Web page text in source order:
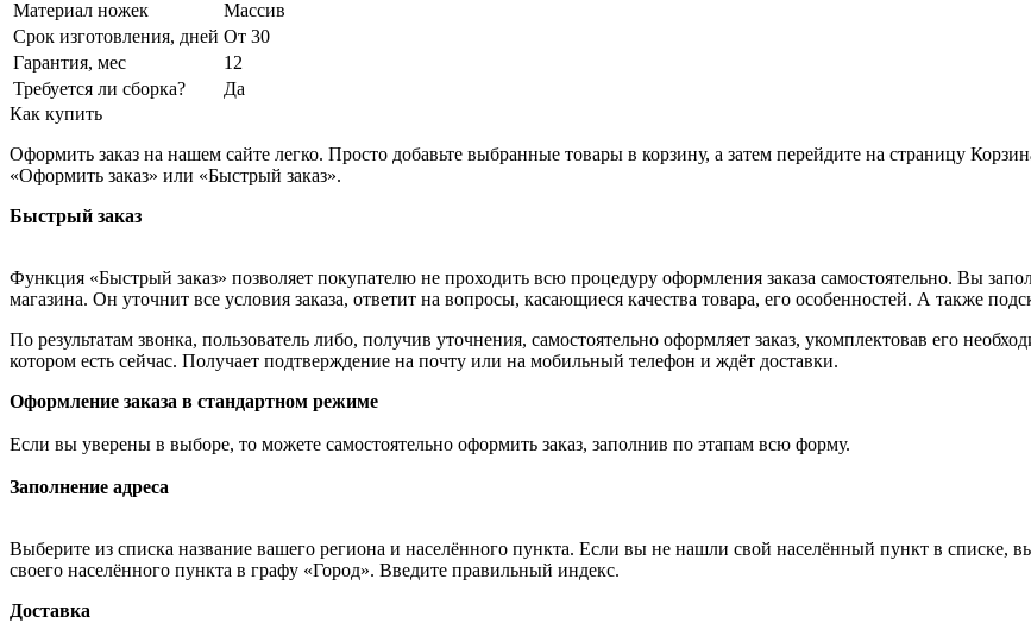
Материал ножек
Массив
Срок изготовления, дней От 30
Гарантия, мес
12
Требуется ли сборка?
Да
Как купить
Оформить заказ на нашем сайте легко. Просто добавьте выбранные товары в корзину, а затем перейдите на страницу
«Оформить заказ» или «Быстрый заказ».
Быстрый заказ
Функция «Быстрый заказ» позволяет покупателю не проходить всю процедуру оформления заказа самостоятельно. Вы
магазина. Он уточнит все условия заказа, ответит на вопросы, касающиеся качества товара, его особенностей. А также
По результатам звонка, пользователь либо, получив уточнения, самостоятельно оформляет заказ, укомплектовав его
котором есть сейчас. Получает подтверждение на почту или на мобильный телефон и ждёт доставки.
Оформление заказа в стандартном режиме
Если вы уверены в выборе, то можете самостоятельно оформить заказ, заполнив по этапам всю форму.
Заполнение адреса
Выберите из списка название вашего региона и населённого пункта. Если вы не нашли свой населённый пункт в списке,
своего населённого пункта в графу «Город». Введите правильный индекс.
Доставка